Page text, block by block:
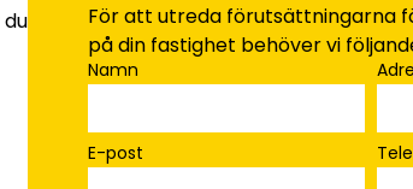
För att utreda förutsättningarna
på din fastighet behöver vi
Namn
E-post